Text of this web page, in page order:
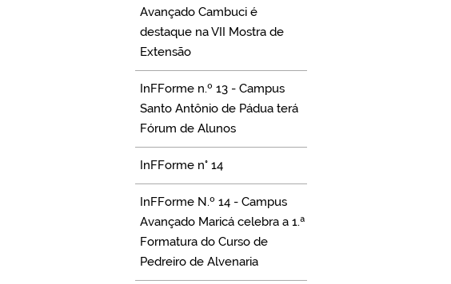
Avançado Cambuci é
destaque na VII Mostra de
Extensão
InFForme n.º 13 - Campus
Santo Antônio de Pádua terá
Fórum de Alunos
InFForme n° 14
InFForme N.º 14 - Campus
Avançado Maricá celebra a 1.ª
Formatura do Curso de
Pedreiro de Alvenaria